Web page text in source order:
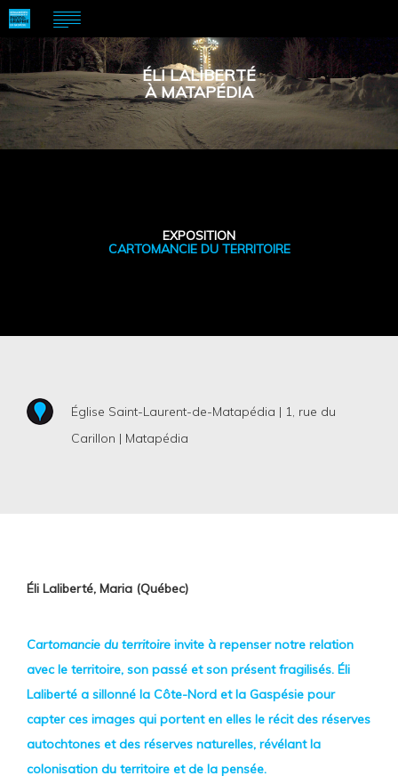
ÉLI LALIBERTÉ
À MATAPÉDIA
EXPOSITION
CARTOMANCIE DU TERRITOIRE
Église Saint-Laurent-de-Matapédia | 1, rue du
Carillon | Matapédia
Éli Laliberté, Maria (Québec)
Cartomancie du territoire invite à repenser notre relation
avec le territoire, son passé et son présent fragilisés. Éli
Laliberté a sillonné la Côte-Nord et la Gaspésie pour
capter ces images qui portent en elles le récit des réserves
autochtones et des réserves naturelles, révélant la
colonisation du territoire et de la pensée.